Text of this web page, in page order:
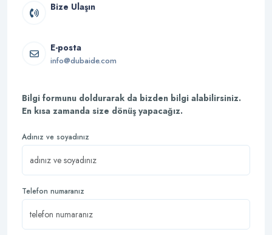
Bize Ulaşın
E-posta
info@dubaide.com
Bilgi formunu doldurarak da bizden bilgi alabilirsiniz.
En kısa zamanda size dönüş yapacağız.
Adınız ve soyadınız
Telefon numaranız